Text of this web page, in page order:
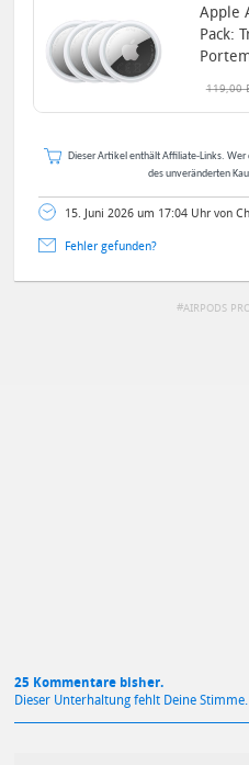
Apple
Pack:
119,00
Dieser Artikel enthält Affiliate-Links.
des unveränderten
15. Juni 2026 um 17:04 Uhr von
Fehler gefunden?
AIRPODS
25 Kommentare bisher.
Dieser Unterhaltung fehlt Deine Stimme.